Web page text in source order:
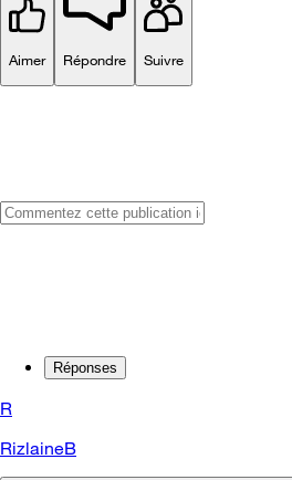
Aimer Répondre Suivre
Réponses
R
RizlaineB